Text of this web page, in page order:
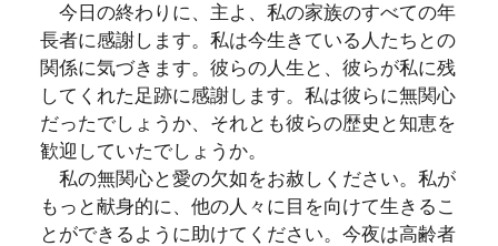
今日の終わりに、主よ、私の家族のすべての年
長者に感謝します。私は今生きている人たちとの
関係に気づきます。彼らの人生と、彼らが私に残
してくれた足跡に感謝します。私は彼らに無関心
だったでしょうか、それとも彼らの歴史と知恵を
歓迎していたでしょうか。
私の無関心と愛の欠如をお赦しください。私が
もっと献身的に、他の人々に目を向けて生きるこ
とができるように助けてください。今夜は高齢者